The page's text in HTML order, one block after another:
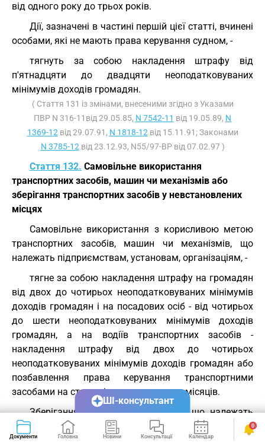
від одного року до трьох років.
Дії, зазначені в частині першій цієї статті, вчинені
особами, які не мають права керування судном, -
тягнуть за собою накладення штрафу від
п'ятнадцяти до двадцяти неоподатковуваних
мінімумів доходів громадян.
( Стаття 131 із змінами, внесеними згідно з Указами
ПВР N 316-11від 29.05.85, N 7542-11 від 19.05.89, N
1369-12 від 29.07.91, N 1818-12 від 15.11.91; Законами
N 3785-12 від 23.12.93, N55/97-ВР від 07.02.97 )
Стаття 132. Самовільне використання
транспортних засобів, машин чи механізмів або
зберігання транспортних засобів у невстановлених
місцях
Самовільне використання з корисливою метою
транспортних засобів, машин чи механізмів, що
належать підприємствам, установам, організаціям, -
тягне за собою накладення штрафу на громадян
від двох до чотирьох неоподатковуваних мінімумів
доходів громадян і на посадових осіб - від чотирьох
до шести неоподатковуваних мінімумів доходів
громадян, а на водіїв транспортних засобів -
накладення штрафу від двох до чотирьох
неоподатковуваних мінімумів доходів громадян або
позбавлення права керування транспортними
засобами на строк від трьох до шести місяців.
Зберігання транспортних засобів, що належать
підприємствам, установам і організаціям, поза
встановленими місцями їх стоянки -
Документи Головна Новини Консультації Календар Сервіси
0
ШІ-консультант